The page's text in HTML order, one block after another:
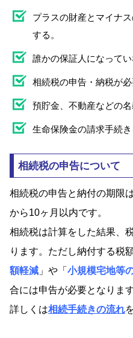
プラスの財産とマイナ
する。
誰かの保証人になってい
相続税の申告・納税が必
預貯金、不動産などの
生命保険金の請求手続き
相続税の申告について
相続税の申告と納付の期限
から10ヶ月以内です。
相続税は計算をした結果、
ります。ただし納付する税
額軽減 」や「 小規模宅地等
合には申告が必要となります
詳しくは相続手続きの流れ